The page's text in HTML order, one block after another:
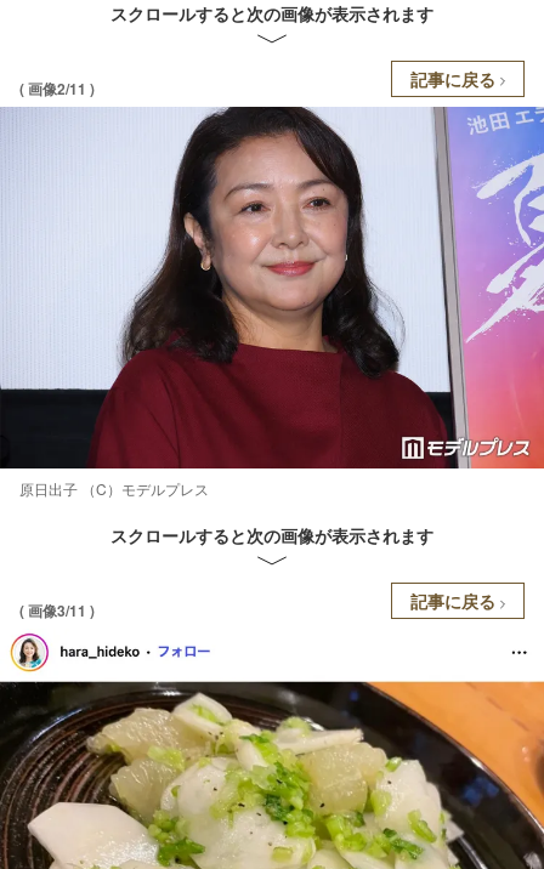
スクロールすると次の画像が表示されます
( 画像2/11 ) 記事に戻る
原日出子 （C）モデルプレス
スクロールすると次の画像が表示されます
( 画像3/11 ) 記事に戻る